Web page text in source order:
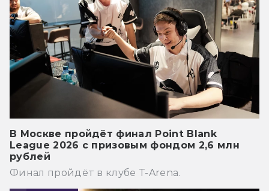
В Москве пройдёт финал Point Blank
League 2026 с призовым фондом 2,6 млн
рублей
Финал пройдёт в клубе T-Arena.